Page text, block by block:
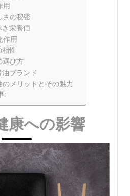
用
さの秘密
栄養価
作用
性
選び方
ブランド
のメリットとその魅力
:
康への影響